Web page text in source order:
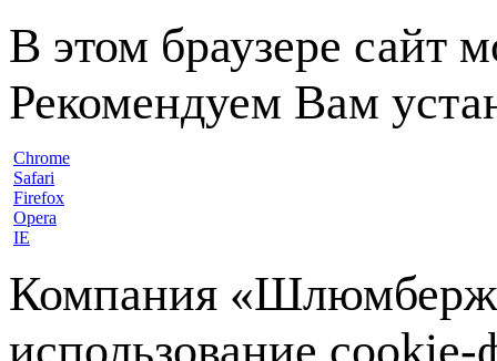
В этом браузере сайт
Рекомендуем Вам
Chrome
Safari
Firefox
Opera
IE
Компания